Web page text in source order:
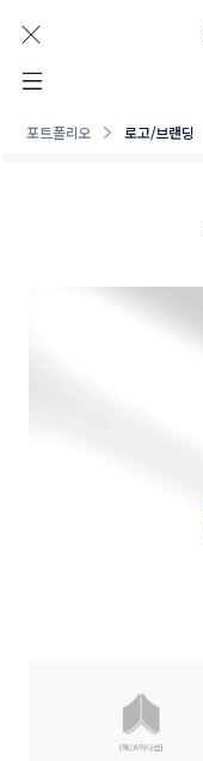
포트폴리오 로고/브랜딩